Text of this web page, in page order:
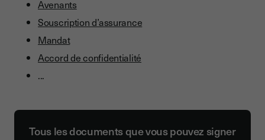
Avenants
Souscription d’assurance
Mandat
Accord de confidentialité
...
Tous les documents que vous pouvez signer